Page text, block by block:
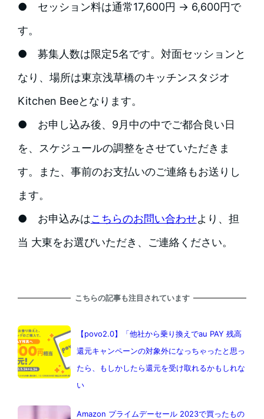
● セッション料は通常17,600円 → 6,600円で
す。
● 募集人数は限定5名です。対面セッションと
なり、場所は東京浅草橋のキッチンスタジオ
Kitchen Beeとなります。
● お申し込み後、9月中の中でご都合良い日
を、スケジュールの調整をさせていただきま
す。また、事前のお支払いのご連絡もお送りし
ます。
● お申込みはこちらのお問い合わせより、担
当 大東をお選びいただき、ご連絡ください。
こちらの記事も注目されています
【povo2.0】「他社から乗り換えでau PAY 残高
還元キャンペーンの対象外になっちゃったと思っ
たら、もしかしたら還元を受け取れるかもしれな
い
Amazon プライムデーセール 2023で買ったもの